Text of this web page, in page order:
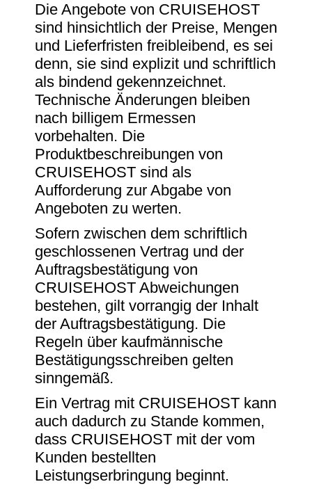
Die Angebote von CRUISEHOST
sind hinsichtlich der Preise, Mengen
und Lieferfristen freibleibend, es sei
denn, sie sind explizit und schriftlich
als bindend gekennzeichnet.
Technische Änderungen bleiben
nach billigem Ermessen
vorbehalten. Die
Produktbeschreibungen von
CRUISEHOST sind als
Aufforderung zur Abgabe von
Angeboten zu werten.
Sofern zwischen dem schriftlich
geschlossenen Vertrag und der
Auftragsbestätigung von
CRUISEHOST Abweichungen
bestehen, gilt vorrangig der Inhalt
der Auftragsbestätigung. Die
Regeln über kaufmännische
Bestätigungsschreiben gelten
sinngemäß.
Ein Vertrag mit CRUISEHOST kann
auch dadurch zu Stande kommen,
dass CRUISEHOST mit der vom
Kunden bestellten
Leistungserbringung beginnt.